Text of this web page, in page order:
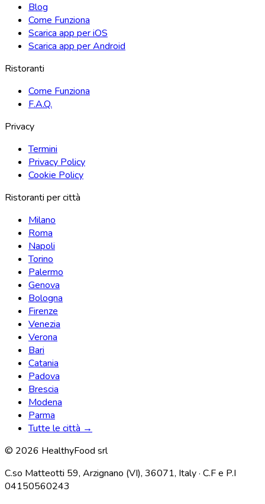
Blog
Come Funziona
Scarica app per iOS
Scarica app per Android
Ristoranti
Come Funziona
F.A.Q.
Privacy
Termini
Privacy Policy
Cookie Policy
Ristoranti per città
Milano
Roma
Napoli
Torino
Palermo
Genova
Bologna
Firenze
Venezia
Verona
Bari
Catania
Padova
Brescia
Modena
Parma
Tutte le città →
© 2026 HealthyFood srl
C.so Matteotti 59, Arzignano (VI), 36071, Italy · C.F e P.I
04150560243